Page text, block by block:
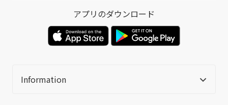
アプリのダウンロード
Information